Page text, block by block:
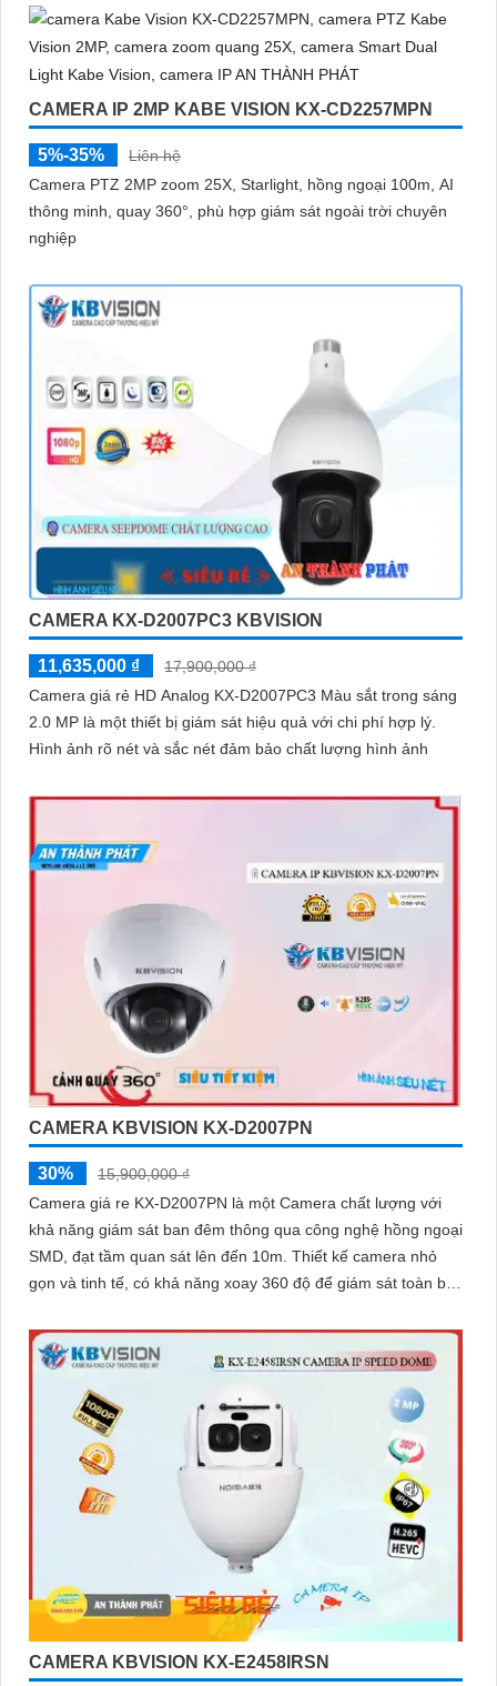
CAMERA IP 2MP KABE VISION KX-CD2257MPN
5%-35%
Liên hệ
Camera PTZ 2MP zoom 25X, Starlight, hồng ngoại 100m, AI
thông minh, quay 360°, phù hợp giám sát ngoài trời chuyên
nghiệp
CAMERA KX-D2007PC3 KBVISION
11,635,000 ₫
17,900,000 ₫
Camera giá rẻ HD Analog KX-D2007PC3 Màu sắt trong sáng
2.0 MP là một thiết bị giám sát hiệu quả với chi phí hợp lý.
Hình ảnh rõ nét và sắc nét đảm bảo chất lượng hình ảnh
CAMERA KBVISION KX-D2007PN
30%
15,900,000 ₫
Camera giá re KX-D2007PN là một Camera chất lượng với
khả năng giám sát ban đêm thông qua công nghệ hồng ngoại
SMD, đạt tầm quan sát lên đến 10m. Thiết kế camera nhỏ
gọn và tinh tế, có khả năng xoay 360 độ để giám sát toàn bộ
CAMERA KBVISION KX-E2458IRSN